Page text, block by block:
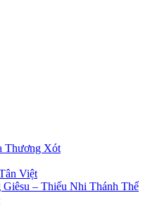
Thương Xót
Việt
– Thiếu Nhi Thánh Thể